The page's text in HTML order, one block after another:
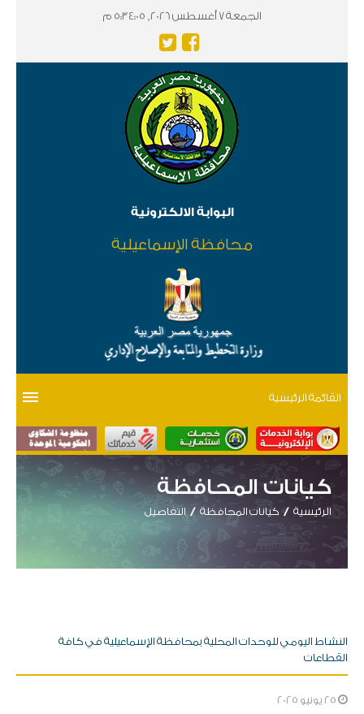
الجمعة 7 أغسطس 2026, 5:34:05 م
البوابة الالكترونية
محافظة الإسماعيلية
القائمة الرئيسية
كيانات المحافظة
الرئيسية كيانات المحافظة التفاصيل
النشاط اليومي للوحدات المحلية بمحافظة الإسماعيلية في كافة
القطاعات